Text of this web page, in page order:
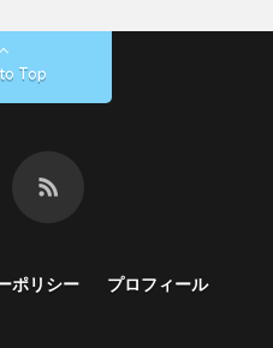
Top
ポリシー プロフィール